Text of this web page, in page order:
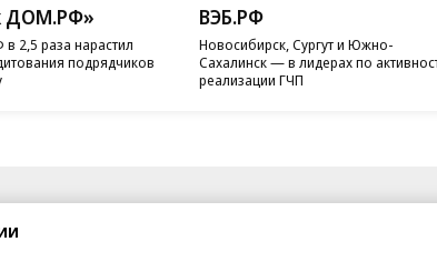
ДОМ.РФ»
2,5 раза нарастил
подрядчиков
ВЭБ.РФ
Новосибирск, Сургут и Южно-
Сахалинск — в лидерах по
реализации ГЧП
Реклама
Обратная связь